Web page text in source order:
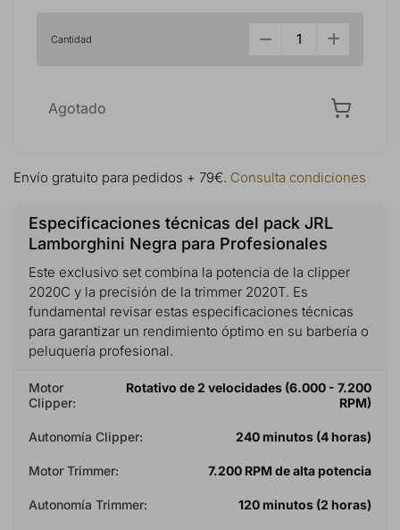
Cantidad
Agotado
Envío gratuito para pedidos + 79€. Consulta condiciones
Especificaciones técnicas del pack JRL
Lamborghini Negra para Profesionales
Este exclusivo set combina la potencia de la clipper
2020C y la precisión de la trimmer 2020T. Es
fundamental revisar estas especificaciones técnicas
para garantizar un rendimiento óptimo en su barbería o
peluquería profesional.
Motor
Clipper:
Rotativo de 2 velocidades (6.000 - 7.200
RPM)
Autonomía Clipper: 240 minutos (4 horas)
Motor Trimmer: 7.200 RPM de alta potencia
Autonomía Trimmer: 120 minutos (2 horas)